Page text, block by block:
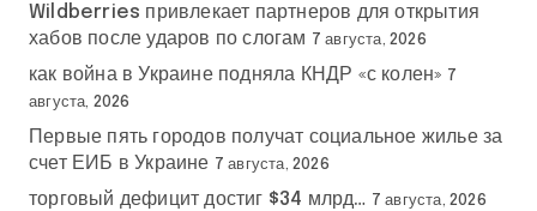
Wildberries привлекает партнеров для открытия
хабов после ударов по слогам 7 августа, 2026
как война в Украине подняла КНДР «с колен» 7
августа, 2026
Первые пять городов получат социальное жилье за
счет ЕИБ в Украине 7 августа, 2026
торговый дефицит достиг $34 млрд… 7 августа, 2026